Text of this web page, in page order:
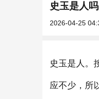
史玉是人
2026-04-25
史玉是人。
应不少，所